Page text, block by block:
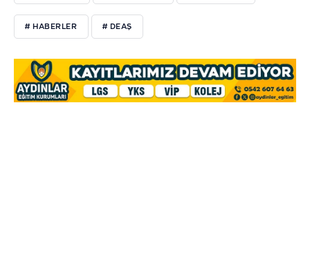
# HABERLER # DEAŞ